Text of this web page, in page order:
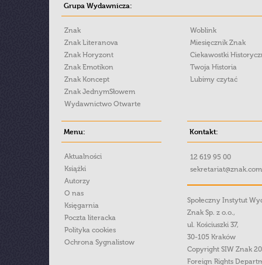
Grupa Wydawnicza:
Znak
Znak Literanova
Znak Horyzont
Znak Emotikon
Znak Koncept
Znak JednymSłowem
Wydawnictwo Otwarte
Woblink
Miesięcznik Znak
Ciekawostki
Twoja Historia
Lubimy czytać
Menu:
Aktualności
Książki
Autorzy
O nas
Księgarnia
Poczta literacka
Polityka cookies
Ochrona Sygnalistow
Kontakt:
12 619 95 00
Społeczny Instytut
Znak Sp. z o.o.,
ul. Kościuszki 37,
30-105 Kraków
Copyright SIW Znak
Foreign Rights